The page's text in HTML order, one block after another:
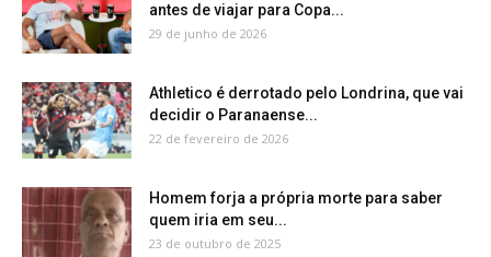
antes de viajar para Copa...
29 de junho de 2026
Athletico é derrotado pelo Londrina, que vai
decidir o Paranaense...
22 de fevereiro de 2026
Homem forja a própria morte para saber
quem iria em seu...
23 de outubro de 2025